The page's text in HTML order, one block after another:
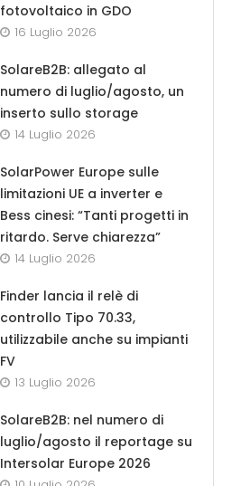
fotovoltaico in GDO
16 Luglio 2026
SolareB2B: allegato al
numero di luglio/agosto, un
inserto sullo storage
14 Luglio 2026
SolarPower Europe sulle
limitazioni UE a inverter e
Bess cinesi: “Tanti progetti in
ritardo. Serve chiarezza”
14 Luglio 2026
Finder lancia il relè di
controllo Tipo 70.33,
utilizzabile anche su impianti
FV
13 Luglio 2026
SolareB2B: nel numero di
luglio/agosto il reportage su
Intersolar Europe 2026